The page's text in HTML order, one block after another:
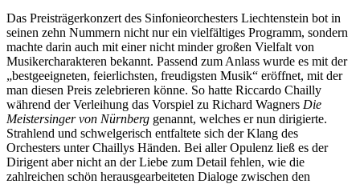
Das Preisträgerkonzert des Sinfonieorchesters Liechtenstein bot in
seinen zehn Nummern nicht nur ein vielfältiges Programm, sondern
machte darin auch mit einer nicht minder großen Vielfalt von
Musikercharakteren bekannt. Passend zum Anlass wurde es mit der
„bestgeeigneten, feierlichsten, freudigsten Musik“ eröffnet, mit der
man diesen Preis zelebrieren könne. So hatte Riccardo Chailly
während der Verleihung das Vorspiel zu Richard Wagners Die
Meistersinger von Nürnberg genannt, welches er nun dirigierte.
Strahlend und schwelgerisch entfaltete sich der Klang des
Orchesters unter Chaillys Händen. Bei aller Opulenz ließ es der
Dirigent aber nicht an der Liebe zum Detail fehlen, wie die
zahlreichen schön herausgearbeiteten Dialoge zwischen den